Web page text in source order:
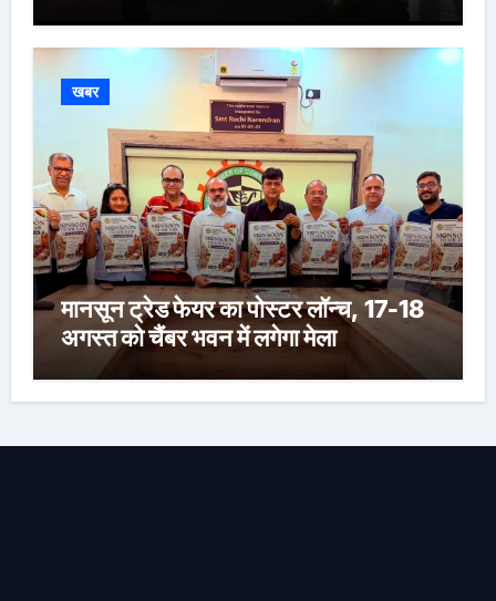
खबर
मानसून ट्रेड फेयर का पोस्टर लॉन्च, 17-18
अगस्त को चैंबर भवन में लगेगा मेला